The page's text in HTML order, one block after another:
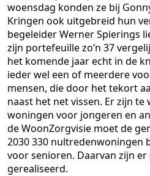
woensdag konden ze bij
Kringen ook uitgebreid hun
begeleider Werner Spierings
zijn portefeuille zo’n 37
het komende jaar echt in de
ieder wel een of meerdere
mensen, die door het tekort
naast het net vissen. Er zijn
woningen voor jongeren en
de WoonZorgvisie moet de
2030 330 nultredenwoningen
voor senioren. Daarvan zijn
gerealiseerd.